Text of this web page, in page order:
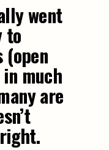
went
to
(open
much
are